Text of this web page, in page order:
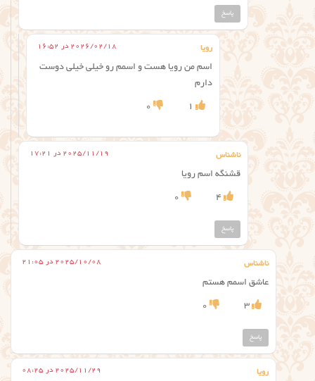
پاسخ
رویا 2026/02/18 در 16:52
اسم من رویا هست و اسمم رو خیلی خیلی دوست
دارم
1
0
ناشناس 2025/11/19 در 17:21
قشنگه اسم رویا
4
0
پاسخ
ناشناس 2025/10/08 در 21:05
عاشق اسمم هستم
3
0
پاسخ
رویا 2025/11/29 در 08:25